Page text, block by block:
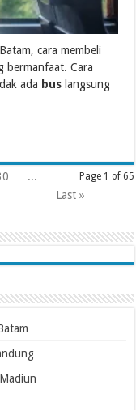
cara membeli
bermanfaat. Cara
ada bus langsung
Page 1 of 65
...
Last »